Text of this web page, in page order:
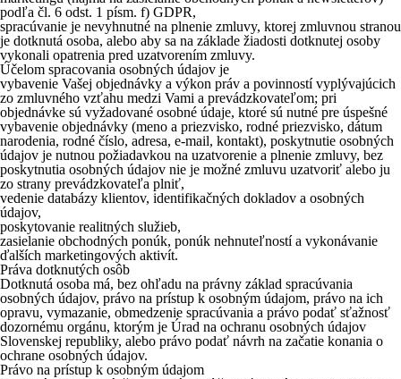
podľa čl. 6 odst. 1 písm. f) GDPR,
spracúvanie je nevyhnutné na plnenie zmluvy, ktorej zmluvnou stranou
je dotknutá osoba, alebo aby sa na základe žiadosti dotknutej osoby
vykonali opatrenia pred uzatvorením zmluvy.
Účelom spracovania osobných údajov je
vybavenie Vašej objednávky a výkon práv a povinností vyplývajúcich
zo zmluvného vzťahu medzi Vami a prevádzkovateľom; pri
objednávke sú vyžadované osobné údaje, ktoré sú nutné pre úspešné
vybavenie objednávky (meno a priezvisko, rodné priezvisko, dátum
narodenia, rodné číslo, adresa, e-mail, kontakt), poskytnutie osobných
údajov je nutnou požiadavkou na uzatvorenie a plnenie zmluvy, bez
poskytnutia osobných údajov nie je možné zmluvu uzatvoriť alebo ju
zo strany prevádzkovateľa plniť,
vedenie databázy klientov, identifikačných dokladov a osobných
údajov,
poskytovanie realitných služieb,
zasielanie obchodných ponúk, ponúk nehnuteľností a vykonávanie
ďalších marketingových aktivít.
Práva dotknutých osôb
Dotknutá osoba má, bez ohľadu na právny základ spracúvania
osobných údajov, právo na prístup k osobným údajom, právo na ich
opravu, vymazanie, obmedzenie spracúvania a právo podať sťažnosť
dozornému orgánu, ktorým je Úrad na ochranu osobných údajov
Slovenskej republiky, alebo právo podať návrh na začatie konania o
ochrane osobných údajov.
Právo na prístup k osobným údajom